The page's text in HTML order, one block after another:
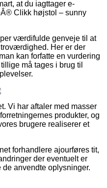
at du iagttager e-
Clikk højstol – sunny
værdifulde genveje til at
Her er der
kan forfatte en vurdering
må tages i brug til
Vi har aftaler med masser
produkter, og
brugere realiserer et
forhandlere ajourføres tit,
der eventuelt er
anvendte oplysninger.